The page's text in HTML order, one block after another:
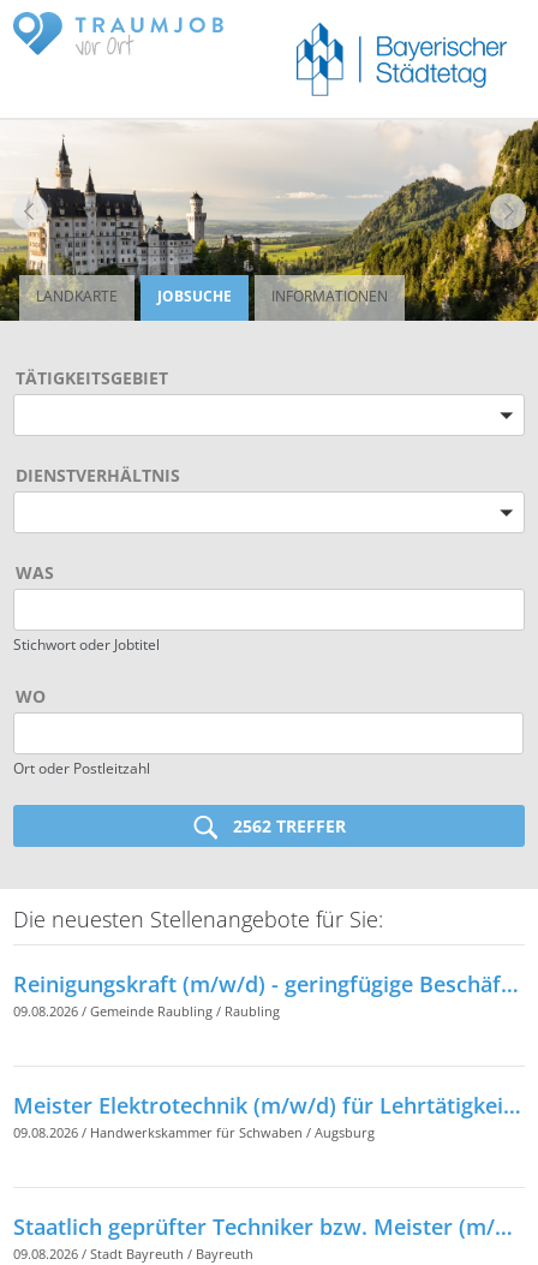
LANDKARTE JOBSUCHE INFORMATIONEN
TÄTIGKEITSGEBIET
DIENSTVERHÄLTNIS
WAS
Stichwort oder Jobtitel
WO
Ort oder Postleitzahl
2562 TREFFER
Die neuesten Stellenangebote für Sie:
Reinigungskraft (m/w/d) - geringfügige Beschäftigung -
09.08.2026 /Gemeinde Raubling / Raubling
Meister Elektrotechnik (m/w/d) für Lehrtätigkeiten
09.08.2026 / Handwerkskammer für Schwaben /Augsburg
Staatlich geprüfter Techniker bzw. Meister (m/w/d), Schwerpunkt Tiefbau/Straßenbau
09.08.2026 /Stadt Bayreuth / Bayreuth